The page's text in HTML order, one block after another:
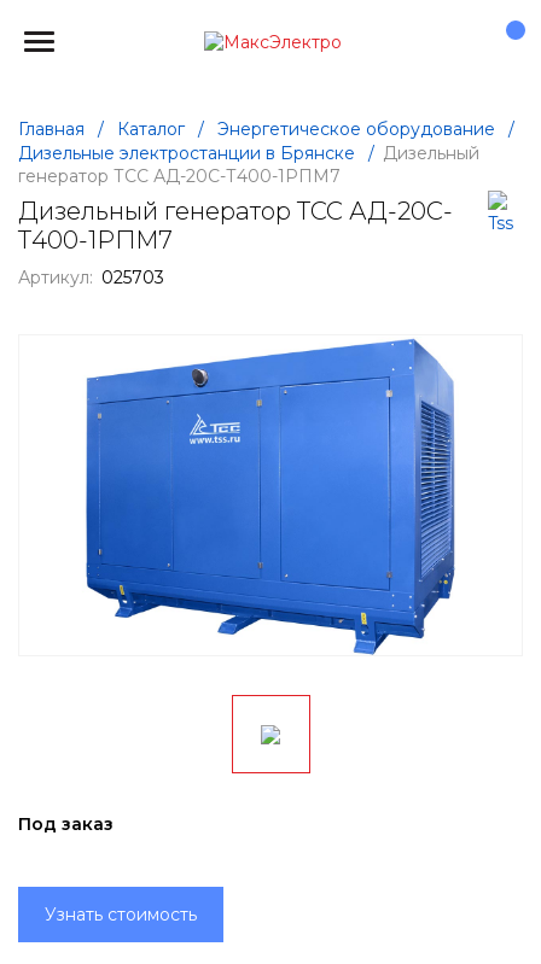
Главная / Каталог / Энергетическое оборудование
/
Дизельные электростанции в Брянске
/ Дизельный
генератор ТСС АД-20С-Т400-1РПМ7
Дизельный генератор ТСС АД-20С-
Т400-1РПМ7
Артикул: 025703
Под заказ
Узнать стоимость